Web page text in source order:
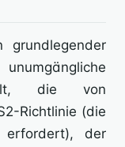
grundlegender
die von
Richtlinie (die
der